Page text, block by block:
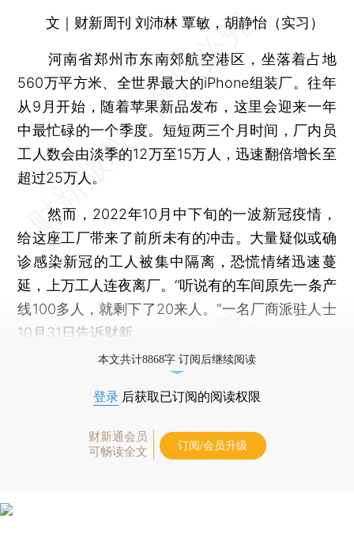
文｜财新周刊 刘沛林 覃敏，胡静怡（实习）
河南省郑州市东南郊航空港区，坐落着占地
560万平方米、全世界最大的iPhone组装厂。往年
从9月开始，随着苹果新品发布，这里会迎来一年
中最忙碌的一个季度。短短两三个月时间，厂内员
工人数会由淡季的12万至15万人，迅速翻倍增长至
超过25万人。
然而，2022年10月中下旬的一波新冠疫情，
给这座工厂带来了前所未有的冲击。大量疑似或确
诊感染新冠的工人被集中隔离，恐慌情绪迅速蔓
延，上万工人连夜离厂。“听说有的车间原先一条产
线100多人，就剩下了20来人。”一名厂商派驻人士
10月31日告诉财新。
本文共计8868字 订阅后继续阅读
登录 后获取已订阅的阅读权限
财新通会员
可畅读全文
订阅/会员升级